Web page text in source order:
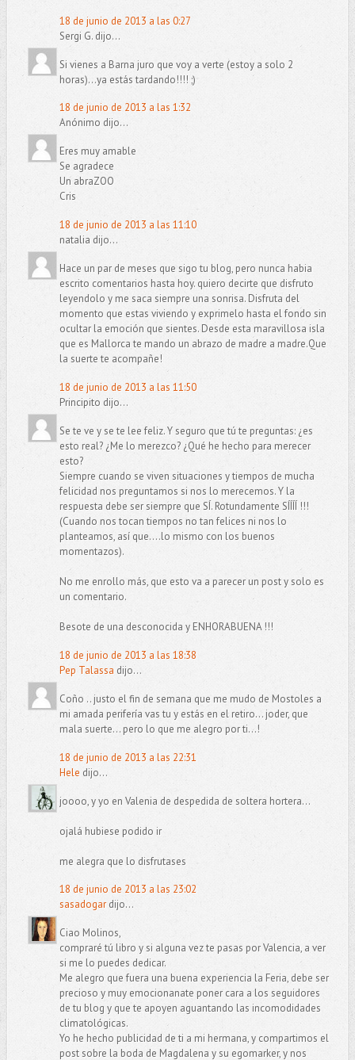
18 de junio de 2013 a las 0:27
Sergi G. dijo...
Si vienes a Barna juro que voy a verte (estoy a solo 2
horas)...ya estás tardando!!!! ;)
18 de junio de 2013 a las 1:32
Anónimo dijo...
Eres muy amable
Se agradece
Un abraZOO
Cris
18 de junio de 2013 a las 11:10
natalia dijo...
Hace un par de meses que sigo tu blog, pero nunca habia
escrito comentarios hasta hoy. quiero decirte que disfruto
leyendolo y me saca siempre una sonrisa. Disfruta del
momento que estas viviendo y exprimelo hasta el fondo sin
ocultar la emoción que sientes. Desde esta maravillosa isla
que es Mallorca te mando un abrazo de madre a madre.Que
la suerte te acompañe!
18 de junio de 2013 a las 11:50
Principito dijo...
Se te ve y se te lee feliz. Y seguro que tú te preguntas: ¿es
esto real? ¿Me lo merezco? ¿Qué he hecho para merecer
esto?
Siempre cuando se viven situaciones y tiempos de mucha
felicidad nos preguntamos si nos lo merecemos. Y la
respuesta debe ser siempre que SÍ. Rotundamente SÍÍÍÍ !!!
(Cuando nos tocan tiempos no tan felices ni nos lo
planteamos, así que....lo mismo con los buenos
momentazos).
No me enrollo más, que esto va a parecer un post y solo es
un comentario.
Besote de una desconocida y ENHORABUENA !!!
18 de junio de 2013 a las 18:38
Pep Talassa dijo...
Coño .. justo el fin de semana que me mudo de Mostoles a
mi amada perifería vas tu y estás en el retiro... joder, que
mala suerte... pero lo que me alegro por ti...!
18 de junio de 2013 a las 22:31
Hele dijo...
joooo, y yo en Valenia de despedida de soltera hortera...
ojalá hubiese podido ir
me alegra que lo disfrutases
18 de junio de 2013 a las 23:02
sasadogardijo...
Ciao Molinos,
compraré tú libro y si alguna vez te pasas por Valencia, a ver
si me lo puedes dedicar.
Me alegro que fuera una buena experiencia la Feria, debe ser
precioso y muy emocionanate poner cara a los seguidores
de tu blog y que te apoyen aguantando las incomodidades
climatológicas.
Yo he hecho publicidad de ti a mi hermana, y compartimos el
post sobre la boda de Magdalena y su egomarker, y nos